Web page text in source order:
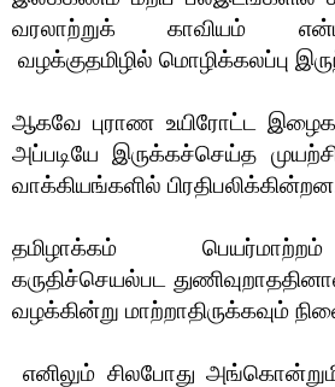
வரலாற்றுக் காவியம்
வழக்குதமிழில் மொழிக்கலப்பு
ஆகவே புராண உயிரோட்ட இழைகள்
அப்படியே இருக்கச்செய்த
வாக்கியங்களில்
தமிழாக்கம்
கருதிச்செயல்பட
வழக்கின்று மாற்றாதிருக்கவும்
எனிலும் சிலபோது